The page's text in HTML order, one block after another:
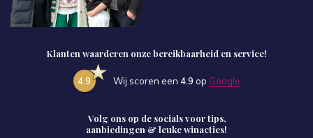
Klanten waarderen onze bereikbaarheid en service!
4.9 Wij scoren een 4.9 op Google
Volg ons op de socials voor tips,
aanbiedingen & leuke winacties!